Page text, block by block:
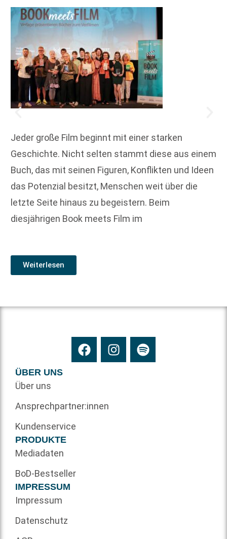
Jeder große Film beginnt mit einer starken
Geschichte. Nicht selten stammt diese aus einem
Buch, das mit seinen Figuren, Konflikten und Ideen
das Potenzial besitzt, Menschen weit über die
letzte Seite hinaus zu begeistern. Beim
diesjährigen Book meets Film im
Weiterlesen
ÜBER UNS
Über uns
Ansprechpartner:innen
Kundenservice
PRODUKTE
Mediadaten
BoD-Bestseller
IMPRESSUM
Impressum
Datenschutz